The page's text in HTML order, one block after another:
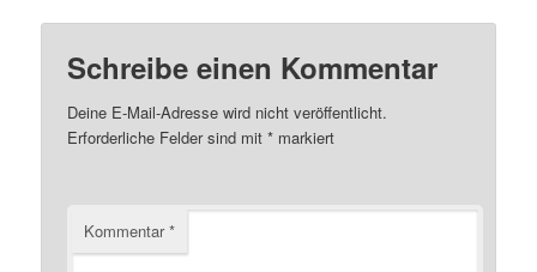
Schreibe einen Kommentar
Deine E-Mail-Adresse wird nicht veröffentlicht.
Erforderliche Felder sind mit* markiert
Kommentar*